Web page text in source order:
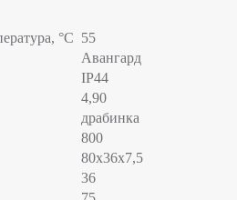
°C 55
Авангард
IP44
4,90
драбинка
800
80x36x7,5
36